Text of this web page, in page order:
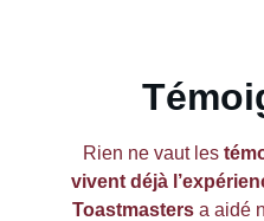
Rien ne vaut les
vivent déjà
Toastmasters a aidé